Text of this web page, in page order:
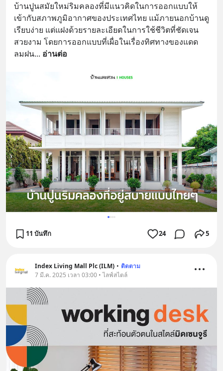
บ้านปูนสมัยใหม่ริมคลองที่มีแนวคิดในการออกแบบให้
เข้ากับสภาพภูมิอากาศของประเทศไทย แม้ภายนอกบ้านดู
เรียบง่าย แต่แฝงด้วยรายละเอียดในการใช้ชีวิตที่ชัดเจน
สวยงาม โดยการออกแบบที่เผื่อในเรื่องทิศทางของแดด
ลมฝน... อ่านต่อ
11 บันทึก 24 5
Index Living Mall Plc (ILM) • ติดตาม
7 มี.ค. 2025 เวลา 03:00 • ไลฟ์สไตล์